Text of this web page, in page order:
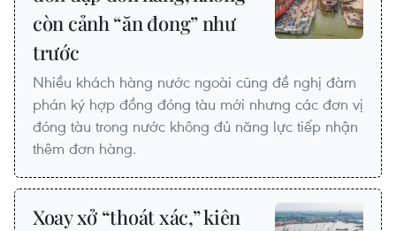
còn cảnh “ăn đong” như
trước
Nhiều khách hàng nước ngoài cũng đề nghị đàm
phán ký hợp đồng đóng tàu mới nhưng các đơn vị
đóng tàu trong nước không đủ năng lực tiếp nhận
thêm đơn hàng.
Xoay xở “thoát xác,” kiên